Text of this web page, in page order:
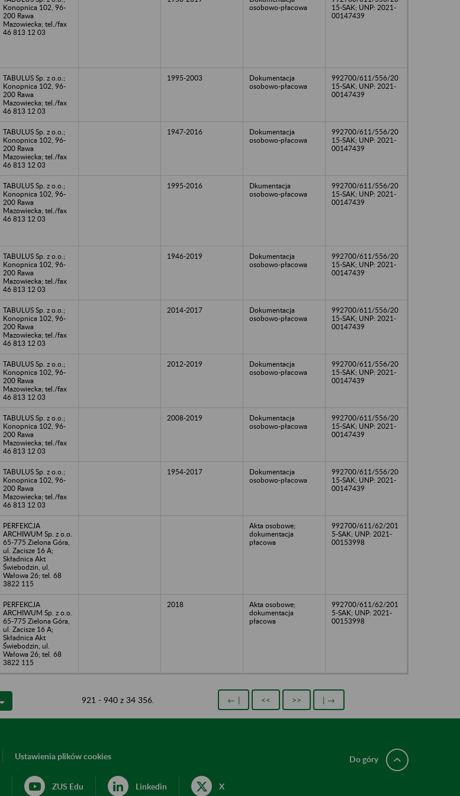
Konopnica 102, 96-
200 Rawa
Mazowiecka; tel./fax
46 813 12 03
osobowo-płacowa
15-SAK; UNP: 2021-
00147439
TABULUS Sp. z o.o.;
Konopnica 102, 96-
200 Rawa
Mazowiecka; tel./fax
46 813 12 03
1995-2003
Dokumentacja
osobowo-płacowa
992700/611/556/20
15-SAK; UNP: 2021-
00147439
TABULUS Sp. z o.o.;
Konopnica 102, 96-
200 Rawa
Mazowiecka; tel./fax
46 813 12 03
1947-2016
Dokumentacja
osobowo-płacowa
992700/611/556/20
15-SAK; UNP: 2021-
00147439
TABULUS Sp. z o.o.;
Konopnica 102, 96-
200 Rawa
Mazowiecka; tel./fax
46 813 12 03
1995-2016
Dkumentacja
osobowo-płacowa
992700/611/556/20
15-SAK; UNP: 2021-
00147439
TABULUS Sp. z o.o.;
Konopnica 102, 96-
200 Rawa
Mazowiecka; tel./fax
46 813 12 03
1946-2019
Dokumentacja
osobowo-płacowa
992700/611/556/20
15-SAK; UNP: 2021-
00147439
TABULUS Sp. z o.o.;
Konopnica 102, 96-
200 Rawa
Mazowiecka; tel./fax
46 813 12 03
2014-2017
Dokumentacja
osobowo-płacowa
992700/611/556/20
15-SAK; UNP: 2021-
00147439
TABULUS Sp. z o.o.;
Konopnica 102, 96-
200 Rawa
Mazowiecka; tel./fax
46 813 12 03
2012-2019
Dokumentacja
osobowo-płacowa
992700/611/556/20
15-SAK; UNP: 2021-
00147439
TABULUS Sp. z o.o.;
Konopnica 102, 96-
200 Rawa
Mazowiecka; tel./fax
46 813 12 03
2008-2019
Dokumentacja
osobowo-płacowa
992700/611/556/20
15-SAK; UNP: 2021-
00147439
TABULUS Sp. z o.o.;
Konopnica 102, 96-
200 Rawa
Mazowiecka; tel./fax
46 813 12 03
1954-2017
Dokumentacja
osobowo-płacowa
992700/611/556/20
15-SAK; UNP: 2021-
00147439
PERFEKCJA
ARCHIWUM Sp. z o.o.
65-775 Zielona Góra,
ul. Zacisze 16 A;
Składnica Akt
Świebodzin, ul.
Wałowa 26; tel. 68
3822 115
Akta osobowe;
dokumentacja
płacowa
992700/611/62/201
5-SAK; UNP: 2021-
00153998
PERFEKCJA
ARCHIWUM Sp. z o.o.
65-775 Zielona Góra,
ul. Zacisze 16 A;
Składnica Akt
Świebodzin, ul.
Wałowa 26; tel. 68
3822 115
2018
Akta osobowe;
dokumentacja
płacowa
992700/611/62/201
5-SAK; UNP: 2021-
00153998
921 - 940 z 34 356. ← | << >> | →
Ustawienia plików cookies
ZUS Edu Linkedin X
Do góry